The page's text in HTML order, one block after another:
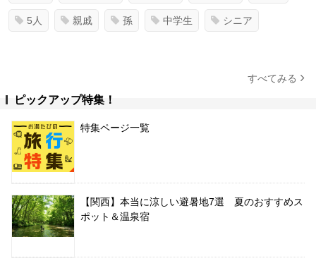
5人 親戚 孫 中学生 シニア
すべてみる
ピックアップ特集！
特集ページ一覧
【関西】本当に涼しい避暑地7選 夏のおすすめス
ポット＆温泉宿